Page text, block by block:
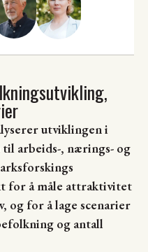
utviklingen i
arbeids-, nærings- og
for å måle attraktivitet
og for å lage scenarier
og antall